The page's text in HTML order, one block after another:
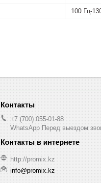
100 Гц-
+7 (700) 055-01-88
WhatsApp Перед выездом
http://promix.kz
info@promix.kz